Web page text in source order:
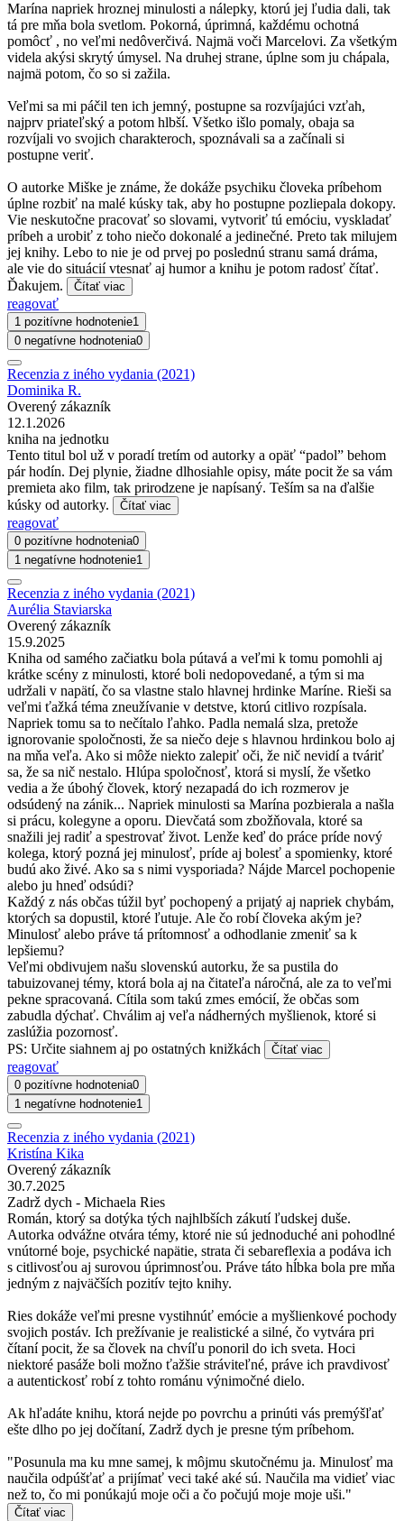
Marína napriek hroznej minulosti a nálepky, ktorú jej ľudia dali, tak
tá pre mňa bola svetlom. Pokorná, úprimná, každému ochotná
pomôcť , no veľmi nedôverčivá. Najmä voči Marcelovi. Za všetkým
videla akýsi skrytý úmysel. Na druhej strane, úplne som ju chápala,
najmä potom, čo so si zažila.
Veľmi sa mi páčil ten ich jemný, postupne sa rozvíjajúci vzťah,
najprv priateľský a potom hlbší. Všetko išlo pomaly, obaja sa
rozvíjali vo svojich charakteroch, spoznávali sa a začínali si
postupne veriť.
O autorke Miške je známe, že dokáže psychiku človeka príbehom
úplne rozbiť na malé kúsky tak, aby ho postupne pozliepala dokopy.
Vie neskutočne pracovať so slovami, vytvoriť tú emóciu, vyskladať
príbeh a urobiť z toho niečo dokonalé a jedinečné. Preto tak milujem
jej knihy. Lebo to nie je od prvej po poslednú stranu samá dráma,
ale vie do situácií vtesnať aj humor a knihu je potom radosť čítať.
Ďakujem.
Čítať viac
reagovať
1 pozitívne hodnotenie1
0 negatívne hodnotenia0
Recenzia z iného vydania (2021)
Dominika R.
Overený zákazník
12.1.2026
kniha na jednotku
Tento titul bol už v poradí tretím od autorky a opäť “padol” behom
pár hodín. Dej plynie, žiadne dlhosiahle opisy, máte pocit že sa vám
premieta ako film, tak prirodzene je napísaný. Teším sa na ďalšie
kúsky od autorky.
Čítať viac
reagovať
0 pozitívne hodnotenia0
1 negatívne hodnotenie1
Recenzia z iného vydania (2021)
Aurélia Staviarska
Overený zákazník
15.9.2025
Kniha od samého začiatku bola pútavá a veľmi k tomu pomohli aj
krátke scény z minulosti, ktoré boli nedopovedané, a tým si ma
udržali v napätí, čo sa vlastne stalo hlavnej hrdinke Maríne. Rieši sa
veľmi ťažká téma zneužívanie v detstve, ktorú citlivo rozpísala.
Napriek tomu sa to nečítalo ľahko. Padla nemalá slza, pretože
ignorovanie spoločnosti, že sa niečo deje s hlavnou hrdinkou bolo aj
na mňa veľa. Ako si môže niekto zalepiť oči, že nič nevidí a tváriť
sa, že sa nič nestalo. Hlúpa spoločnosť, ktorá si myslí, že všetko
vedia a že úbohý človek, ktorý nezapadá do ich rozmerov je
odsúdený na zánik... Napriek minulosti sa Marína pozbierala a našla
si prácu, kolegyne a oporu. Dievčatá som zbožňovala, ktoré sa
snažili jej radiť a spestrovať život. Lenže keď do práce príde nový
kolega, ktorý pozná jej minulosť, príde aj bolesť a spomienky, ktoré
budú ako živé. Ako sa s nimi vysporiada? Nájde Marcel pochopenie
alebo ju hneď odsúdi?
Každý z nás občas túžil byť pochopený a prijatý aj napriek chybám,
ktorých sa dopustil, ktoré ľutuje. Ale čo robí človeka akým je?
Minulosť alebo práve tá prítomnosť a odhodlanie zmeniť sa k
lepšiemu?
Veľmi obdivujem našu slovenskú autorku, že sa pustila do
tabuizovanej témy, ktorá bola aj na čitateľa náročná, ale za to veľmi
pekne spracovaná. Cítila som takú zmes emócií, že občas som
zabudla dýchať. Chválim aj veľa nádherných myšlienok, ktoré si
zaslúžia pozornosť.
PS: Určite siahnem aj po ostatných knižkách
Čítať viac
reagovať
0 pozitívne hodnotenia0
1 negatívne hodnotenie1
Recenzia z iného vydania (2021)
Kristína Kika
Overený zákazník
30.7.2025
Zadrž dych - Michaela Ries
Román, ktorý sa dotýka tých najhlbších zákutí ľudskej duše.
Autorka odvážne otvára témy, ktoré nie sú jednoduché ani pohodlné
vnútorné boje, psychické napätie, strata či sebareflexia a podáva ich
s citlivosťou aj surovou úprimnosťou. Práve táto hĺbka bola pre mňa
jedným z najväčších pozitív tejto knihy.
Ries dokáže veľmi presne vystihnúť emócie a myšlienkové pochody
svojich postáv. Ich prežívanie je realistické a silné, čo vytvára pri
čítaní pocit, že sa človek na chvíľu ponoril do ich sveta. Hoci
niektoré pasáže boli možno ťažšie stráviteľné, práve ich pravdivosť
a autentickosť robí z tohto románu výnimočné dielo.
Ak hľadáte knihu, ktorá nejde po povrchu a prinúti vás premýšľať
ešte dlho po jej dočítaní, Zadrž dych je presne tým príbehom.
"Posunula ma ku mne samej, k môjmu skutočnému ja. Minulosť ma
naučila odpúšťať a prijímať veci také aké sú. Naučila ma vidieť viac
než to, čo mi ponúkajú moje oči a čo počujú moje moje uši."
Čítať viac